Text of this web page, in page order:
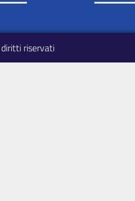
riservati